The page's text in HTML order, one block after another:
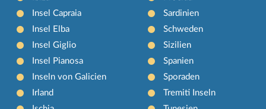
Insel Capraia
Insel Elba
Insel Giglio
Insel Pianosa
Inseln von Galicien
Irland
Sardinien
Schweden
Sizilien
Spanien
Sporaden
Tremiti Inseln